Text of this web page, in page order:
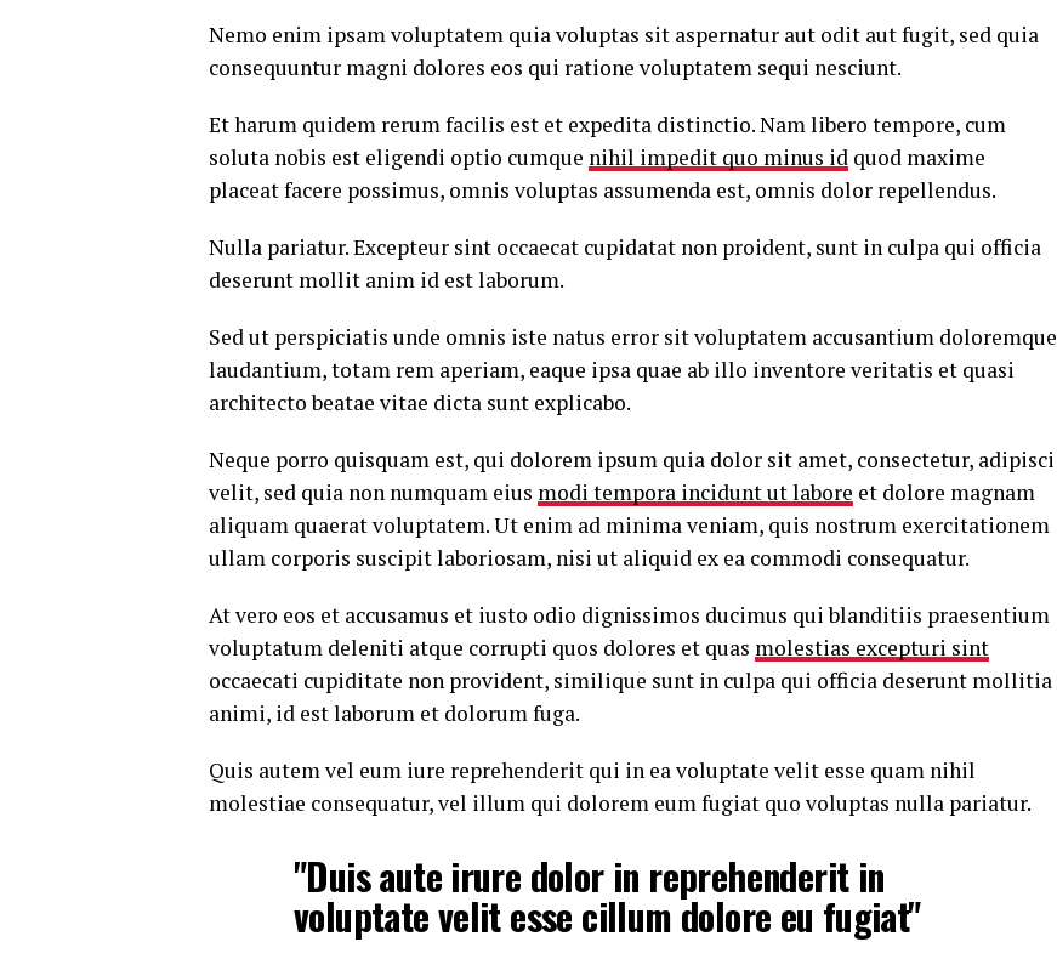
Nemo enim ipsam voluptatem quia voluptas sit aspernatur aut odit aut fugit, sed quia
consequuntur magni dolores eos qui ratione voluptatem sequi nesciunt.
Et harum quidem rerum facilis est et expedita distinctio. Nam libero tempore, cum
soluta nobis est eligendi optio cumque nihil impedit quo minus id quod maxime
placeat facere possimus, omnis voluptas assumenda est, omnis dolor repellendus.
Nulla pariatur. Excepteur sint occaecat cupidatat non proident, sunt in culpa qui officia
deserunt mollit anim id est laborum.
Sed ut perspiciatis unde omnis iste natus error sit voluptatem accusantium doloremque
laudantium, totam rem aperiam, eaque ipsa quae ab illo inventore veritatis et quasi
architecto beatae vitae dicta sunt explicabo.
Neque porro quisquam est, qui dolorem ipsum quia dolor sit amet, consectetur, adipisci
velit, sed quia non numquam eius modi tempora incidunt ut labore et dolore magnam
aliquam quaerat voluptatem. Ut enim ad minima veniam, quis nostrum exercitationem
ullam corporis suscipit laboriosam, nisi ut aliquid ex ea commodi consequatur.
At vero eos et accusamus et iusto odio dignissimos ducimus qui blanditiis praesentium
voluptatum deleniti atque corrupti quos dolores et quas molestias excepturi sint
occaecati cupiditate non provident, similique sunt in culpa qui officia deserunt mollitia
animi, id est laborum et dolorum fuga.
Quis autem vel eum iure reprehenderit qui in ea voluptate velit esse quam nihil
molestiae consequatur, vel illum qui dolorem eum fugiat quo voluptas nulla pariatur.
"Duis aute irure dolor in reprehenderit in
voluptate velit esse cillum dolore eu fugiat"